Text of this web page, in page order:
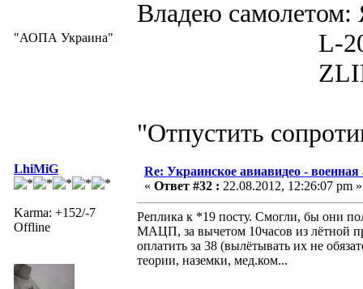
"АОПА Украина"
Владею
L-200D
ZLIN 526
"Отпустить
LhiMiG
Karma: +152/-7
Offline
Re: Украинское авиавидео -
« Ответ #32 : 22.08.2012, 12:26:07 pm »
Реплика к *19 посту. Смогли, бы они
МАЦП, за вычетом 10часов из лётной
оплатить за 38 (вылётывать их не
теории, наземки, мед.ком...